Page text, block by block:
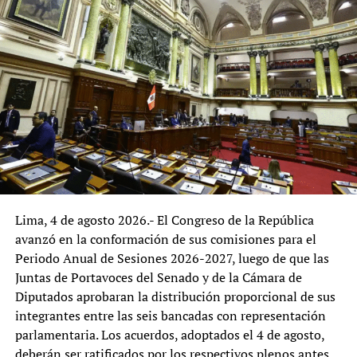
Diversos especialistas señalan que la participación de
productores de la agricultura familiar, agricultores,
organizaciones agrarias, juntas de usuarios de riego,
cooperativas, agroexportadores, trabajadores agrarios,
comerciantes y empresas de la cadena agroalimentaria
podría enriquecer el diagnóstico, al incorporar la
experiencia de quienes interactúan de manera
permanente con los servicios que brinda el ministerio.
La reorganización del MIDAGRI representa una
adecuarla a los desafíos del desarrollo agrario. El
principal reto será que las reformas logren combinar
eficiencia administrativa, alineamiento con las políticas
nacionales y una amplia participación de los actores del
sector, con el propósito de consolidar una institución
orientada a responder de manera más efectiva a las
necesidades del agro peruano.
Lima, 4 de agosto 2026.- El Congreso de la República
avanzó en la conformación de sus comisiones para el
Periodo Anual de Sesiones 2026-2027, luego de que las
Juntas de Portavoces del Senado y de la Cámara de
Diputados aprobaran la distribución proporcional de sus
integrantes entre las seis bancadas con representación
parlamentaria. Los acuerdos, adoptados el 4 de agosto,
deberán ser ratificados por los respectivos plenos antes